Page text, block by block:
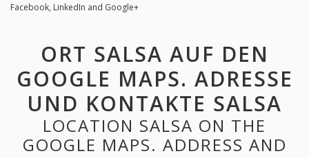
Facebook, LinkedIn and Google+
ORT SALSA AUF DEN
GOOGLE MAPS. ADRESSE
UND KONTAKTE SALSA
LOCATION SALSA ON THE
GOOGLE MAPS. ADDRESS AND